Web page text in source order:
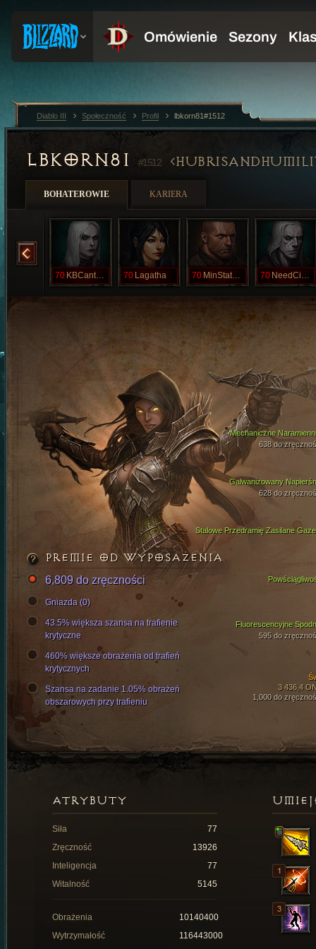
LBKORN81 #1512
BOHATEROWIE KARIERA
70 KBCantKillMe 70 Lagatha 70 MinStatOLORD 70 NeedCialis
Galwanizowany
628 do
Stalowe Przedramię Zasilane
Mechaniczne
638 do
Fluorescencyjne
595 do
3 436,4
1,000 do
PREMIE OD WYPOSAŻENIA
6,809 do zręczności
Gniazda (0)
43.5% większa szansa na trafienie
krytyczne
460% większe obrażenia od trafień
krytycznych
Szansa na zadanie 1.05% obrażeń
obszarowych przy trafieniu
ATRYBUTY
Siła
77
Zręczność
13926
Inteligencja
77
Witalność
5145
Obrażenia
10140400
Wytrzymałość
116443000
Diablo III Społeczność Profil lbkorn81#1512